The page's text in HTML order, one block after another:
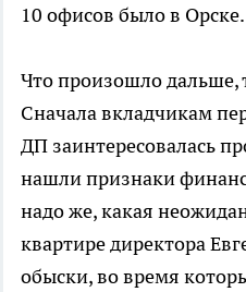
10 офисов было в Орске.
Что произошло дальше,
Сначала вкладчикам
ДП заинтересовалась
нашли признаки
надо же, какая
квартире директора
обыски, во время